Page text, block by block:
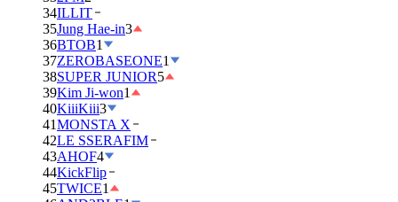
34ILLIT
35Jung Hae-in3
36BTOB1
37ZEROBASEONE1
38SUPER JUNIOR5
39Kim Ji-won1
40KiiiKiii3
41MONSTA X
42LE SSERAFIM
43AHOF4
44KickFlip
45TWICE1